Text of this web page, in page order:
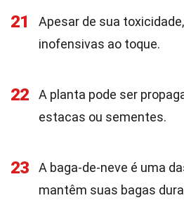
21
Apesar de sua
inofensivas ao toque.
22
A planta pode ser
estacas ou sementes.
23
A baga-de-neve é uma
mantêm suas bagas